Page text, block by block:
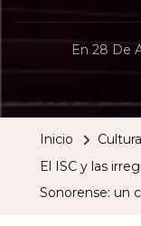
En 28 De
Inicio
Cultura
El ISC y las
Sonorense: un